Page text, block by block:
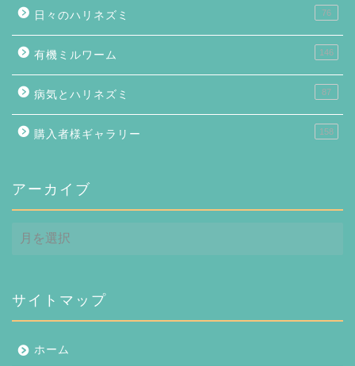
日々のハリネズミ 76
有機ミルワーム 146
病気とハリネズミ 87
購入者様ギャラリー 158
アーカイブ
ー
ブ
サイトマップ
ホーム